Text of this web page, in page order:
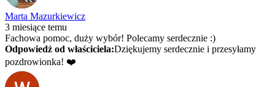
Marta Mazurkiewicz
3 miesiące temu
Fachowa pomoc, duży wybór! Polecamy serdecznie :)
Odpowiedź od właściciela:Dziękujemy serdecznie i przesyłamy
pozdrowionka! ❤️